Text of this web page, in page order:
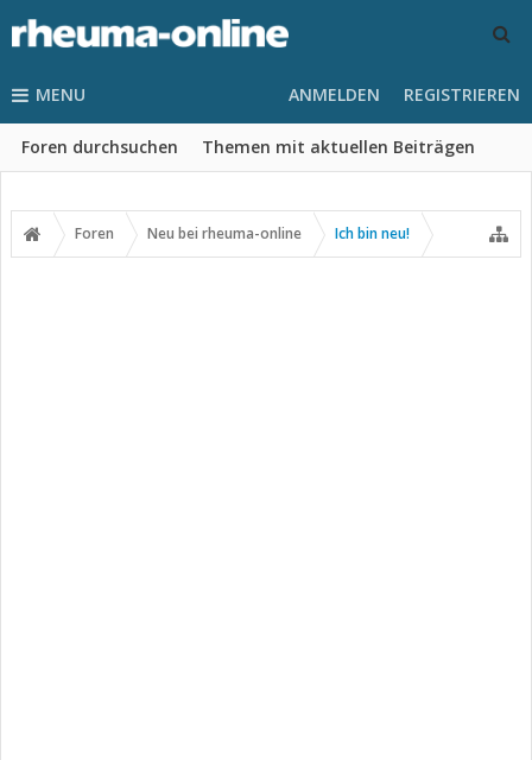
MENU
Foren durchsuchen Themen mit aktuellen Beiträgen
ANMELDEN REGISTRIEREN
Foren Neu bei rheuma-online Ich bin neu!